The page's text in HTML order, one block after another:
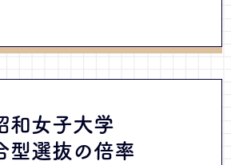
和女子大学
型選抜の倍率